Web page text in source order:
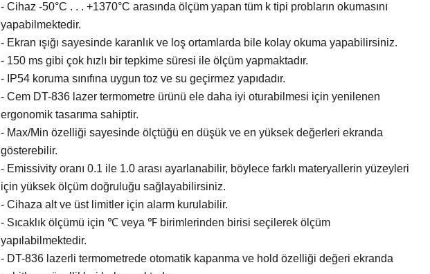
- Cihaz -50°C . . . +1370°C arasında ölçüm yapan tüm k tipi probların okumasını
yapabilmektedir.
- Ekran ışığı sayesinde karanlık ve loş ortamlarda bile kolay okuma yapabilirsiniz.
- 150 ms gibi çok hızlı bir tepkime süresi ile ölçüm yapmaktadır.
- IP54 koruma sınıfına uygun toz ve su geçirmez yapıdadır.
- Cem DT-836 lazer termometre ürünü ele daha iyi oturabilmesi için yenilenen
ergonomik tasarıma sahiptir.
- Max/Min özelliği sayesinde ölçtüğü en düşük ve en yüksek değerleri ekranda
gösterebilir.
- Emissivity oranı 0.1 ile 1.0 arası ayarlanabilir, böylece farklı materyallerin yüzeyleri
için yüksek ölçüm doğruluğu sağlayabilirsiniz.
- Cihaza alt ve üst limitler için alarm kurulabilir.
- Sıcaklık ölçümü için ℃ veya ℉ birimlerinden birisi seçilerek ölçüm
yapılabilmektedir.
- DT-836 lazerli termometrede otomatik kapanma ve hold özelliği değeri ekranda